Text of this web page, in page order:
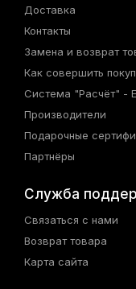
Доставка
Контакты
Замена и возврат
Как совершить
Система "Расчёт" -
Производители
Подарочные
Партнёры
Служба
Связаться с нами
Возврат товара
Карта сайта